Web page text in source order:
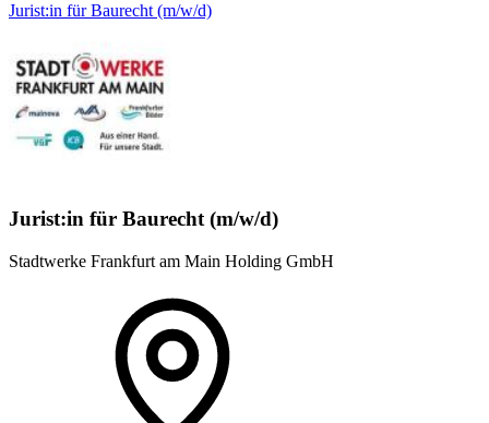
Jurist:in für Baurecht (m/w/d)
Jurist:in für Baurecht (m/w/d)
Stadtwerke Frankfurt am Main Holding GmbH